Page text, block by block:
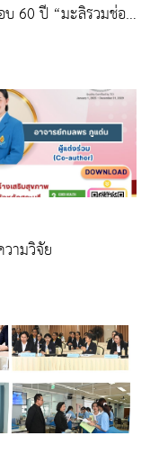
บ 60 ปี “มะลิรวมช่อ
ามวิจัย